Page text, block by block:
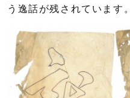
う逸話が残されています。